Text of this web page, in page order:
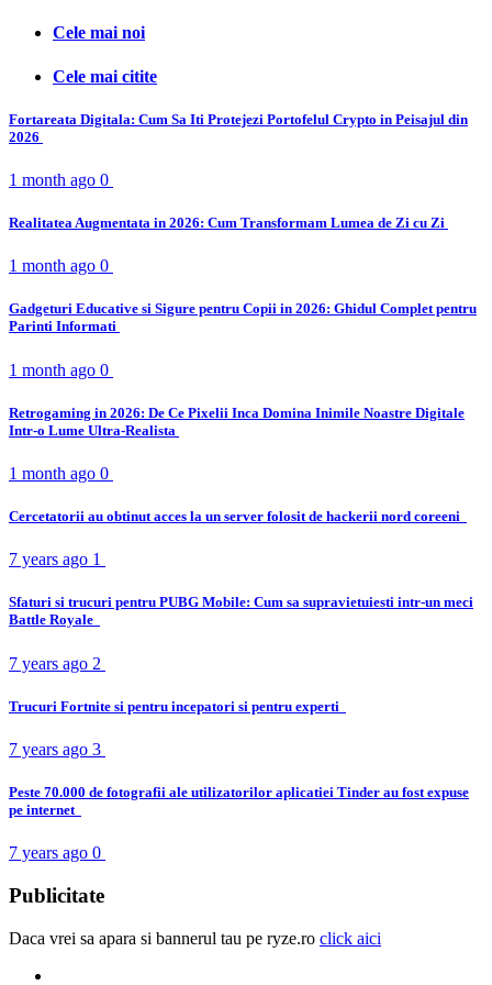
Cele mai noi
Cele mai citite
Fortareata Digitala: Cum Sa Iti Protejezi Portofelul Crypto in Peisajul din
2026
1 month ago 0
Realitatea Augmentata in 2026: Cum Transformam Lumea de Zi cu Zi
1 month ago 0
Gadgeturi Educative si Sigure pentru Copii in 2026: Ghidul Complet pentru
Parinti Informati
1 month ago 0
Retrogaming in 2026: De Ce Pixelii Inca Domina Inimile Noastre Digitale
Intr-o Lume Ultra-Realista
1 month ago 0
Cercetatorii au obtinut acces la un server folosit de hackerii nord coreeni
7 years ago 1
Sfaturi si trucuri pentru PUBG Mobile: Cum sa supravietuiesti intr-un meci
Battle Royale
7 years ago 2
Trucuri Fortnite si pentru incepatori si pentru experti
7 years ago 3
Peste 70.000 de fotografii ale utilizatorilor aplicatiei Tinder au fost expuse
pe internet
7 years ago 0
Publicitate
Daca vrei sa apara si bannerul tau pe ryze.ro click aici